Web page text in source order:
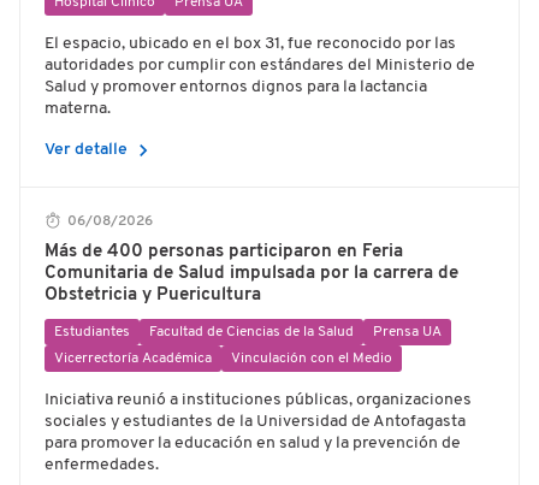
El espacio, ubicado en el box 31, fue reconocido por las
autoridades por cumplir con estándares del Ministerio de
Salud y promover entornos dignos para la lactancia
materna.
Ver detalle chevron_right
06/08/2026
Más de 400 personas participaron en Feria
Comunitaria de Salud impulsada por la carrera de
Obstetricia y Puericultura
Estudiantes Facultad de Ciencias de la Salud
Prensa UA
Vicerrectoría Académica
Vinculación con el Medio
Iniciativa reunió a instituciones públicas, organizaciones
sociales y estudiantes de la Universidad de Antofagasta
para promover la educación en salud y la prevención de
enfermedades.